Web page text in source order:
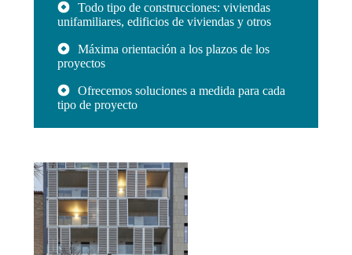
Todo tipo de construcciones: viviendas
unifamiliares, edificios de viviendas y otros
Máxima orientación a los plazos de los
proyectos
Ofrecemos soluciones a medida para cada
tipo de proyecto